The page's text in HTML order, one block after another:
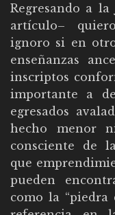
Regresando a
artículo–
ignoro si en
enseñanzas
inscriptos
importante a
egresados
hecho menor
consciente de
que
pueden
como la “piedra